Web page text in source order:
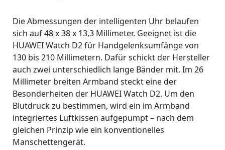
Die Abmessungen der intelligenten Uhr belaufen
sich auf 48 x 38 x 13,3 Millimeter. Geeignet ist die
HUAWEI Watch D2 für Handgelenksumfänge von
130 bis 210 Millimetern. Dafür schickt der Hersteller
auch zwei unterschiedlich lange Bänder mit. Im 26
Millimeter breiten Armband steckt eine der
Besonderheiten der HUAWEI Watch D2. Um den
Blutdruck zu bestimmen, wird ein im Armband
integriertes Luftkissen aufgepumpt – nach dem
gleichen Prinzip wie ein konventionelles
Manschettengerät.